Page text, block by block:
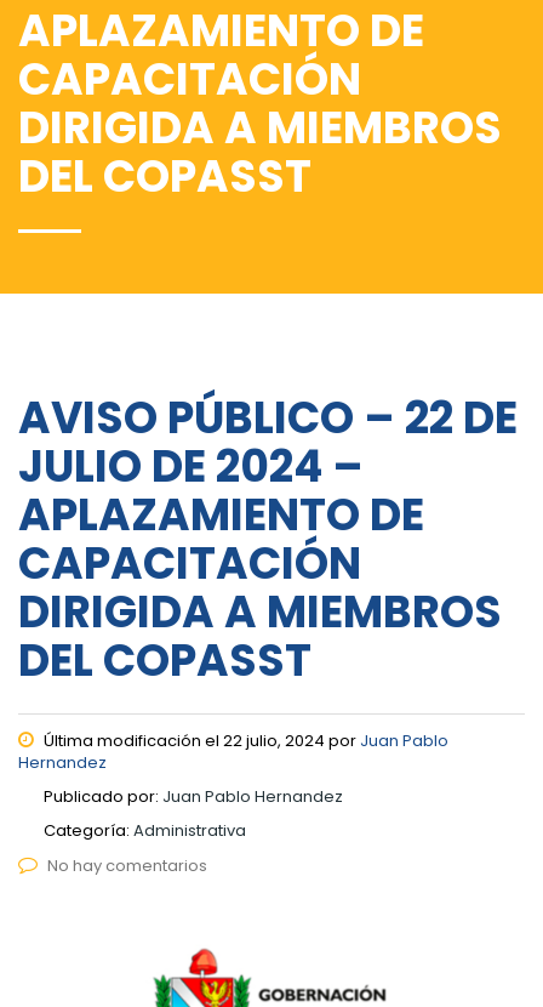
APLAZAMIENTO DE
CAPACITACIÓN
DIRIGIDA A MIEMBROS
DEL COPASST
AVISO PÚBLICO – 22 DE
JULIO DE 2024 –
APLAZAMIENTO DE
CAPACITACIÓN
DIRIGIDA A MIEMBROS
DEL COPASST
Última modificación el 22 julio, 2024 por Juan Pablo
Hernandez
Publicado por: Juan Pablo Hernandez
Categoría: Administrativa
No hay comentarios